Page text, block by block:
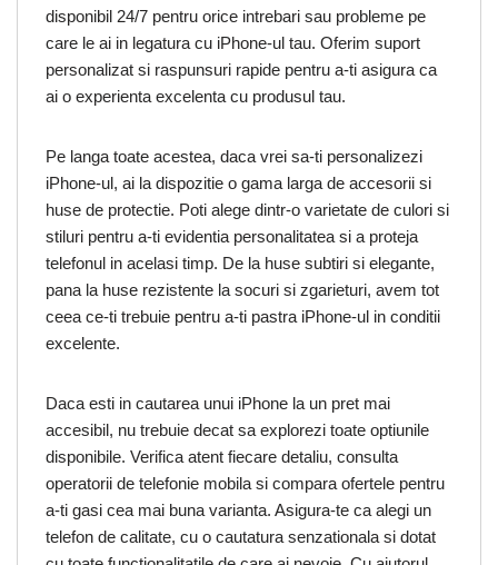
disponibil 24/7 pentru orice intrebari sau probleme pe
care le ai in legatura cu iPhone-ul tau. Oferim suport
personalizat si raspunsuri rapide pentru a-ti asigura ca
ai o experienta excelenta cu produsul tau.
Pe langa toate acestea, daca vrei sa-ti personalizezi
iPhone-ul, ai la dispozitie o gama larga de accesorii si
huse de protectie. Poti alege dintr-o varietate de culori si
stiluri pentru a-ti evidentia personalitatea si a proteja
telefonul in acelasi timp. De la huse subtiri si elegante,
pana la huse rezistente la socuri si zgarieturi, avem tot
ceea ce-ti trebuie pentru a-ti pastra iPhone-ul in conditii
excelente.
Daca esti in cautarea unui iPhone la un pret mai
accesibil, nu trebuie decat sa explorezi toate optiunile
disponibile. Verifica atent fiecare detaliu, consulta
operatorii de telefonie mobila si compara ofertele pentru
a-ti gasi cea mai buna varianta. Asigura-te ca alegi un
telefon de calitate, cu o cautatura senzationala si dotat